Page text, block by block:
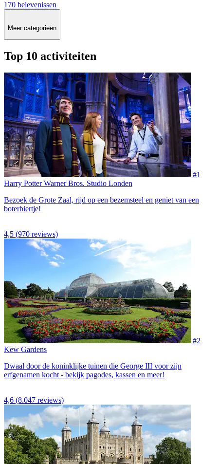
170 belevenissen
Meer categorieën
Top 10 activiteiten
#1
Harry Potter Warner Bros. Studio Londen
Bezoek de Grote Zaal, rijd op een bezemsteel en geniet van een
boterbiertje!
4,5 (970 reviews)
#2
Kew Gardens
Dwaal door de koninklijke tuinen die George III voor zijn
erfgenamen kocht - bekijk pagodes, kassen en meer!
4,6 (8.047 reviews)